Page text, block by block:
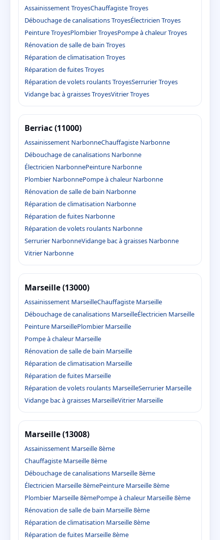
Assainissement TroyesChauffagiste Troyes
Débouchage de canalisations TroyesÉlectricien Troyes
Peinture TroyesPlombier TroyesPompe à chaleur Troyes
Rénovation de salle de bain Troyes
Réparation de climatisation Troyes
Réparation de fuites Troyes
Réparation de volets roulants TroyesSerrurier Troyes
Vidange bac à graisses TroyesVitrier Troyes
Berriac (11000)
Assainissement NarbonneChauffagiste Narbonne
Débouchage de canalisations Narbonne
Électricien NarbonnePeinture Narbonne
Plombier NarbonnePompe à chaleur Narbonne
Rénovation de salle de bain Narbonne
Réparation de climatisation Narbonne
Réparation de fuites Narbonne
Réparation de volets roulants Narbonne
Serrurier NarbonneVidange bac à graisses Narbonne
Vitrier Narbonne
Marseille (13000)
Assainissement MarseilleChauffagiste Marseille
Débouchage de canalisations MarseilleÉlectricien Marseille
Peinture MarseillePlombier Marseille
Pompe à chaleur Marseille
Rénovation de salle de bain Marseille
Réparation de climatisation Marseille
Réparation de fuites Marseille
Réparation de volets roulants MarseilleSerrurier Marseille
Vidange bac à graisses MarseilleVitrier Marseille
Marseille (13008)
Assainissement Marseille 8ème
Chauffagiste Marseille 8ème
Débouchage de canalisations Marseille 8ème
Électricien Marseille 8èmePeinture Marseille 8ème
Plombier Marseille 8èmePompe à chaleur Marseille 8ème
Rénovation de salle de bain Marseille 8ème
Réparation de climatisation Marseille 8ème
Réparation de fuites Marseille 8ème